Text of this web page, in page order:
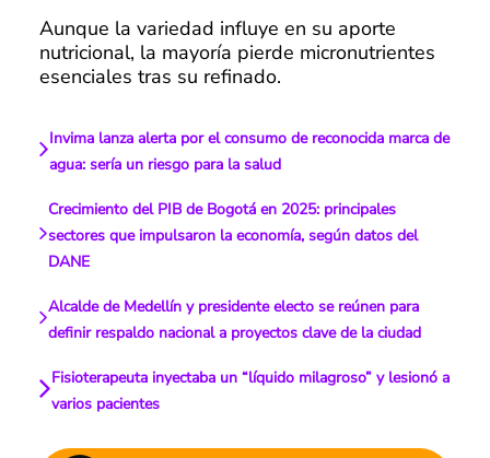
Aunque la variedad influye en su aporte
nutricional, la mayoría pierde micronutrientes
esenciales tras su refinado.
Invima lanza alerta por el consumo de reconocida marca de
agua: sería un riesgo para la salud
Crecimiento del PIB de Bogotá en 2025: principales
sectores que impulsaron la economía, según datos del
DANE
Alcalde de Medellín y presidente electo se reúnen para
definir respaldo nacional a proyectos clave de la ciudad
Fisioterapeuta inyectaba un “líquido milagroso” y lesionó a
varios pacientes